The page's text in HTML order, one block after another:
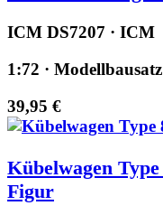
ICM DS7207 · ICM
1:72 · Modellbausatz
39,95 €
Kübelwagen
Figur